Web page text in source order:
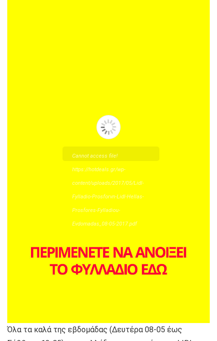
Cannot access file!
https://hotdeals.gr/wp-
content/uploads/2017/05/Lidl-
Fylladio-Prosforvn-Lidl-Hellas-
Prosfores-Fylladiou-
Evdomadas_08-05-2017.pdf
Όλα τα καλά της εβδομάδας (Δευτέρα 08-05 έως